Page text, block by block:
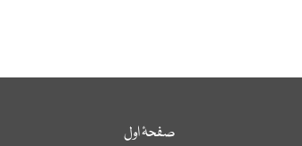
صفحۂ اول